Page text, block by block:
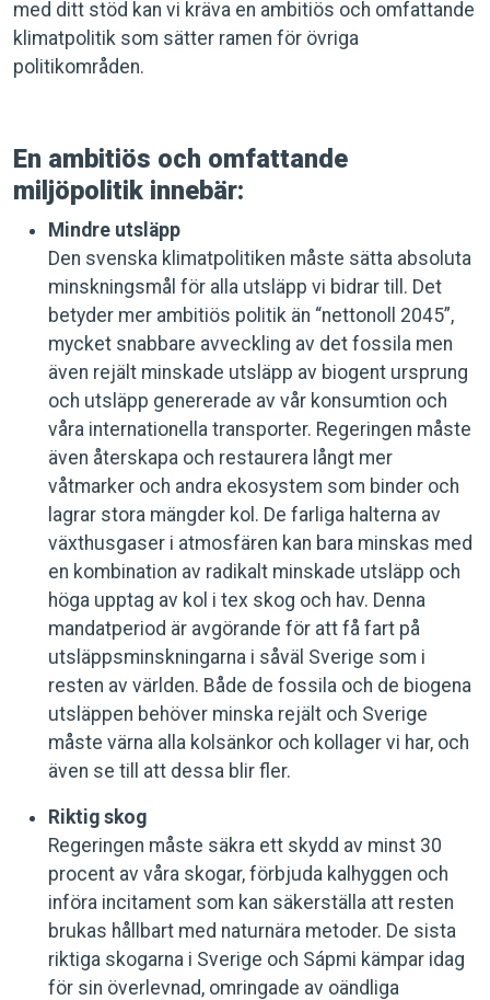
med ditt stöd kan vi kräva en ambitiös och omfattande
klimatpolitik som sätter ramen för övriga
politikområden.
En ambitiös och omfattande
miljöpolitik innebär:
Mindre utsläpp
Den svenska klimatpolitiken måste sätta absoluta
minskningsmål för alla utsläpp vi bidrar till. Det
betyder mer ambitiös politik än “nettonoll 2045”,
mycket snabbare avveckling av det fossila men
även rejält minskade utsläpp av biogent ursprung
och utsläpp genererade av vår konsumtion och
våra internationella transporter. Regeringen måste
även återskapa och restaurera långt mer
våtmarker och andra ekosystem som binder och
lagrar stora mängder kol. De farliga halterna av
växthusgaser i atmosfären kan bara minskas med
en kombination av radikalt minskade utsläpp och
höga upptag av kol i tex skog och hav. Denna
mandatperiod är avgörande för att få fart på
utsläppsminskningarna i såväl Sverige som i
resten av världen. Både de fossila och de biogena
utsläppen behöver minska rejält och Sverige
måste värna alla kolsänkor och kollager vi har, och
även se till att dessa blir fler.
Riktig skog
Regeringen måste säkra ett skydd av minst 30
procent av våra skogar, förbjuda kalhyggen och
införa incitament som kan säkerställa att resten
brukas hållbart med naturnära metoder. De sista
riktiga skogarna i Sverige och Sápmi kämpar idag
för sin överlevnad, omringade av oändliga